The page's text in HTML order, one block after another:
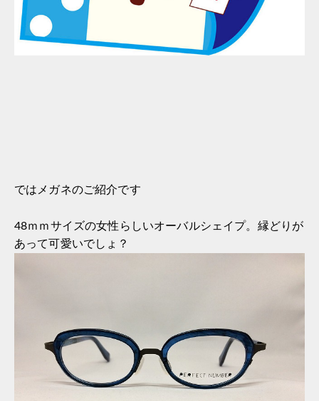
ではメガネのご紹介です
48ｍｍサイズの女性らしいオーバルシェイプ。縁どりが
あって可愛いでしょ？